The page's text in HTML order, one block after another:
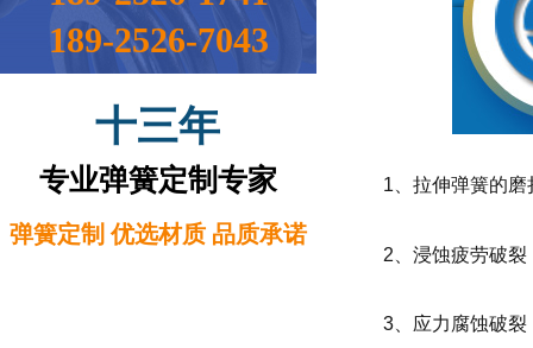
189-2526-7043
十三年
专业弹簧定制专家
弹簧定制 优选材质 品质承诺
1、拉伸弹簧的
2、浸蚀疲劳破
3、应力腐蚀破